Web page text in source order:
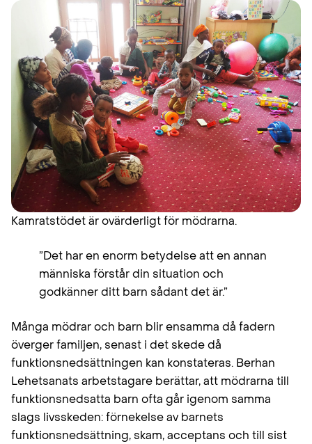
Kamratstödet är ovärderligt för mödrarna.
”Det har en enorm betydelse att en annan
människa förstår din situation och
godkänner ditt barn sådant det är.”
Många mödrar och barn blir ensamma då fadern
överger familjen, senast i det skede då
funktionsnedsättningen kan konstateras. Berhan
Lehetsanats arbetstagare berättar, att mödrarna till
funktionsnedsatta barn ofta går igenom samma
slags livsskeden: förnekelse av barnets
funktionsnedsättning, skam, acceptans och till sist